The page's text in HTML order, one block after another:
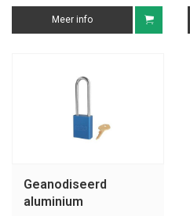
Meer info
Geanodiseerd
aluminium